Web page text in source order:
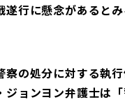
行に懸念があると
の処分に対する執
ョンヨン弁護士は